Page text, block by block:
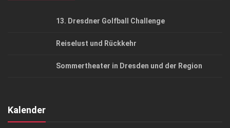
13. Dresdner Golfball Challenge
Reiselust und Rückkehr
Sommertheater in Dresden und der Region
Kalender